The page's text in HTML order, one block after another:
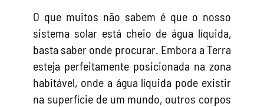
O que muitos não sabem é que o nosso
sistema solar está cheio de água líquida,
basta saber onde procurar. Embora a Terra
esteja perfeitamente posicionada na zona
habitável, onde a água líquida pode existir
na superfície de um mundo, outros corpos